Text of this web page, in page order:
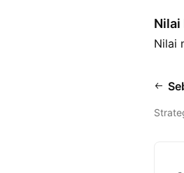
Nilai
Nilai